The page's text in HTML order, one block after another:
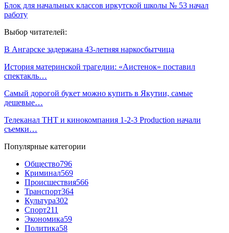
Блок для начальных классов иркутской школы № 53 начал
работу
Выбор читателей:
В Ангарске задержана 43-летняя наркосбытчица
История материнской трагедии: «Аистенок» поставил
спектакль…
Самый дорогой букет можно купить в Якутии, самые
дешевые…
Телеканал ТНТ и кинокомпания 1-2-3 Production начали
съемки…
Популярные категории
Общество796
Криминал569
Происшествия566
Транспорт364
Культура302
Спорт211
Экономика59
Политика58